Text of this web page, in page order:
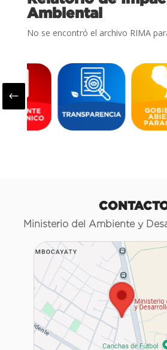
Ambiental
No se encontró el archivo RIMA
#
Ministerio del Ambiente y